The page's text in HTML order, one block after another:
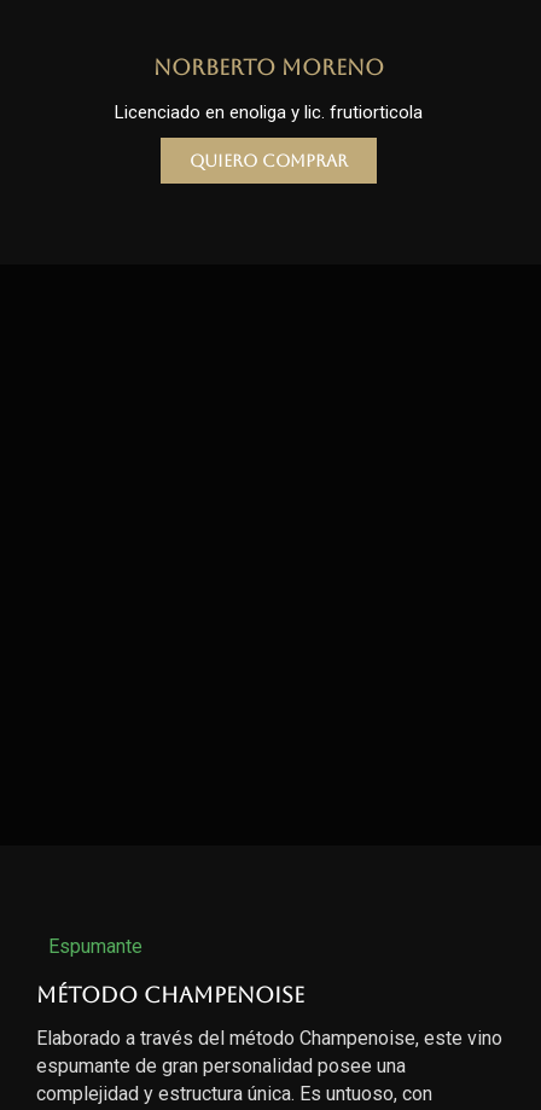
Norberto Moreno
Licenciado en enoliga y lic. frutiorticola
Quiero comprar
Espumante
Método Champenoise
Elaborado a través del método Champenoise, este vino
espumante de gran personalidad posee una
complejidad y estructura única. Es untuoso, con